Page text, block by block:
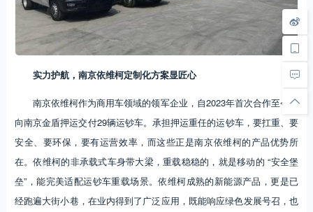
实力护航，南京依维柯定制化方案显匠心
南京依维柯作为商用车领域的领军企业，自2023年首次合作至今已
向南京金盾押运交付29辆运钞车。承担押运重任的运钞车，要扛重、要
安全、要环保，要有运营效率，而这些正是南京依维柯的产品优势所
在。依维柯的非承载式车身带大梁，重载稳稳的，就是移动的 “安全堡
垒”，能完美适配运钞车重载场景。依维柯成熟的新能源产品，更是已
经跑遍大街小巷，在业内得到了广泛应用，既能响应绿色发展号召，也